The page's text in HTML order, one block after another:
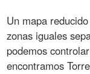
Un mapa
zonas iguales
podemos
encontramos